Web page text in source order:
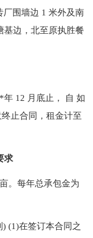
厂围墙边 1 米外及南
基边，北至原执胜餐
12 月底止， 自 如
止合同，租金计至
求
。每年总承包金为
(1)在签订本合同之